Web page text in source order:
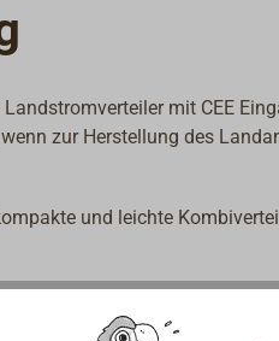
mit CEE
zur Herstellung des
und leichte
Landstromverteiler-Box
werden.